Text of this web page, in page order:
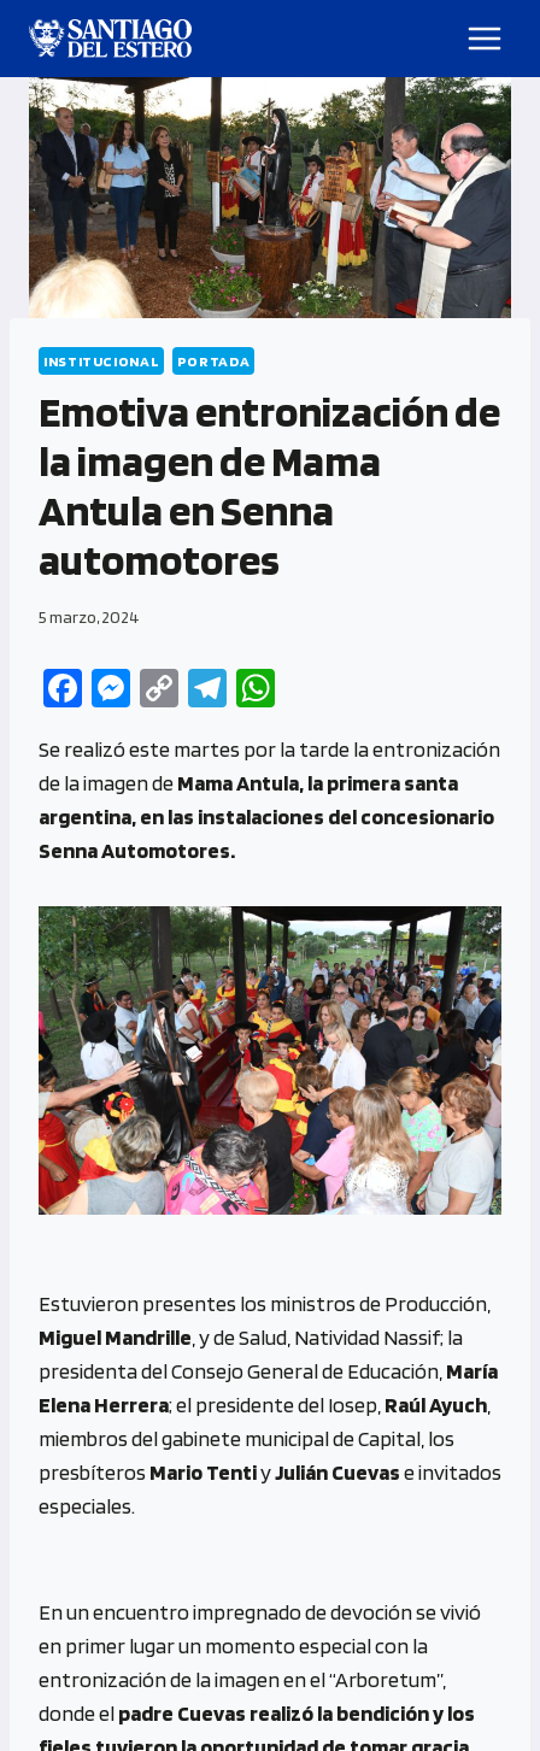
INSTITUCIONAL PORTADA
Emotiva entronización de
la imagen de Mama
Antula en Senna
automotores
5 marzo, 2024
Fa
b
o
o
M
se
n
g
C
py
Li
n
Te
gr
a
m
at
s
p
Se realizó este martes por la tarde la entronización
de la imagen deMama Antula, la primera santa
argentina, en las instalaciones del concesionario
Senna Automotores.
Estuvieron presentes los ministros de Producción,
Miguel Mandrille , y de Salud, Natividad Nassif; la
presidenta del Consejo General de Educación, María
Elena Herrera; el presidente del Iosep, Raúl Ayuch
miembros del gabinete municipal de Capital, los
presbíteros Mario TentiyJulián Cuevase invitados
especiales.
En un encuentro impregnado de devoción se vivió
en primer lugar un momento especial con la
entronización de la imagen en el “Arboretum”,
donde elpadre Cuevas realizó la bendición y los